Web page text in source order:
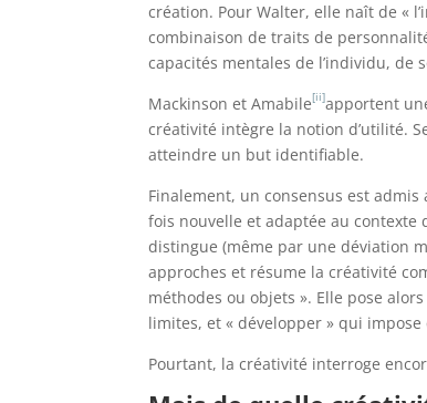
création. Pour Walter, elle naît de «
combinaison de traits de
capacités mentales de l’individu, de
Mackinson et Amabile[ii]apportent
créativité intègre la notion d’utilité.
atteindre un but identifiable.
Finalement, un consensus est
fois nouvelle et adaptée au contexte
distingue (même par une déviation
approches et résume la créativité
méthodes ou objets ». Elle pose
limites, et « développer » qui impose
Pourtant, la créativité interroge